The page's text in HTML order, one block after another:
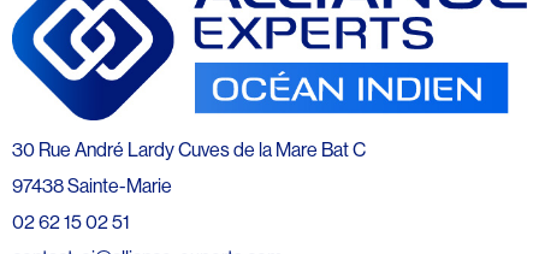
30 Rue André Lardy Cuves de la Mare Bat C
97438 Sainte-Marie
02 62 15 02 51